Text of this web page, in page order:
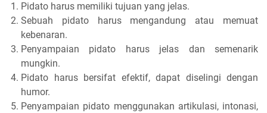
Pidato harus memiliki tujuan yang jelas.
Sebuah pidato harus mengandung atau memuat
kebenaran.
Penyampaian pidato harus jelas dan semenarik
mungkin.
Pidato harus bersifat efektif, dapat diselingi dengan
humor.
Penyampaian pidato menggunakan artikulasi, intonasi,